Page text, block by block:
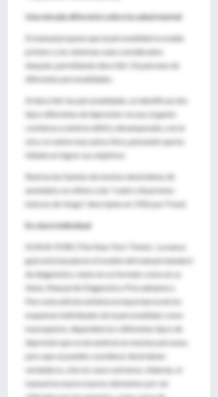
Una mirada diferente sobre la salud mental
El manual propone que la personalidad se evalúe
primero y los síntomas sean considerados
después, permitiendo describir 14 patrones de
diferentes personalidades.
Al describir las personalidades, se identifican dos
tipos diferentes de depresión: en una, la gente
comienza a sentirse débil y desamparada, y en la
otra, se vuelve muy autocrítica, pensando que ha
fallado en lograr sus objetivos
Rastrea las fuentes de muchos desórdenes de
ansiedad y se refiere a las "cuatro situaciones
básicas de riesgo", descriptas en 1926 por Freud.
En clave individual
NUEVA YORK (The New York Times).- La nueva
guía está basada en el modelo del manual standard
de diagnóstico, tanto en su formato como en su
título, Manual de Diagnóstico Psicodinámico.
Pero esta edición enfatiza la importancia de los
esquemas individuales de la personalidad, como
masoquismo, dependencia o diferentes tipos de
depresión que se encuentran en muchas personas,
pero que se pueden considerar desórdenes
verdaderos, sólo en casos extremos. Además, el
manual incorpora nuevos elementos por ser